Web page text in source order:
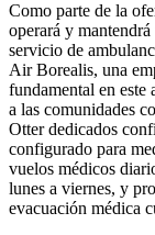
Como parte de la
operará y
servicio de
Air Borealis, una
fundamental en este
a las comunidades
Otter dedicados
configurado para
vuelos médicos
lunes a viernes, y
evacuación médica